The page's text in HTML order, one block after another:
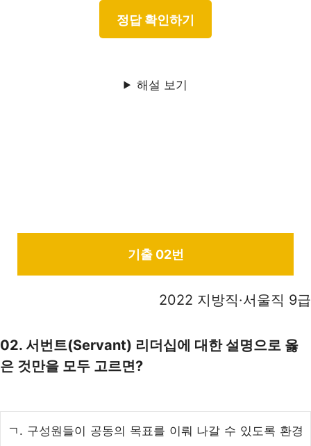
해설 보기
기출 02번
2022 지방직·서울직 9급
02. 서번트(Servant) 리더십에 대한 설명으로 옳
은 것만을 모두 고르면?
ㄱ. 구성원들이 공동의 목표를 이뤄 나갈 수 있도록 환경